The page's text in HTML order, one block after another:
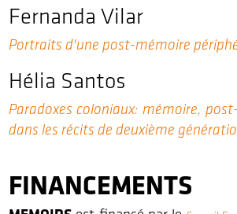
Fernanda Vilar
Portraits d'une post-mémoire
Hélia Santos
Paradoxes coloniaux: mémoire,
dans les récits de deuxième
FINANCEMENTS